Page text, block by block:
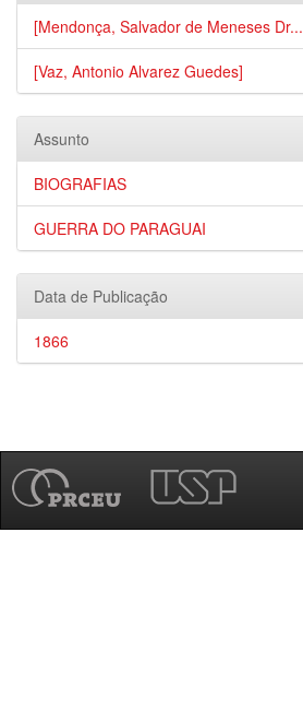
[Mendonça, Salvador de Meneses Dr...
[Vaz, Antonio Alvarez Guedes]
Assunto
BIOGRAFIAS
GUERRA DO PARAGUAI
Data de Publicação
1866